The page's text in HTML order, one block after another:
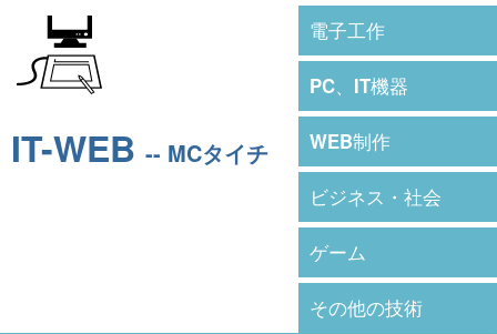
IT-WEB -- MCタイチ
電子工作
PC、IT機器
WEB制作
ビジネス・社会
ゲーム
その他の技術